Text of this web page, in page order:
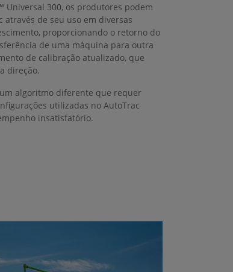
Universal 300, os produtores podem
de seu uso em diversas
proporcionando o retorno do
de uma máquina para outra
de calibração atualizado, que
direção.
algoritmo diferente que requer
utilizadas no AutoTrac
insatisfatório.